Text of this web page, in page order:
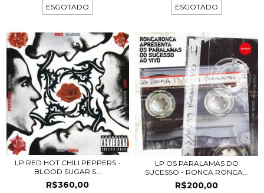
ESGOTADO ESGOTADO
LP RED HOT CHILI PEPPERS -
BLOOD SUGAR S...
R$360,00
LP OS PARALAMAS DO
SUCESSO - RONCA RONCA...
R$200,00